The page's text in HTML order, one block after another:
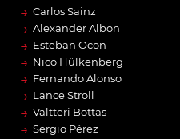
→ Carlos Sainz
→ Alexander Albon
→ Esteban Ocon
→ Nico Hülkenberg
→ Fernando Alonso
→ Lance Stroll
→ Valtteri Bottas
→ Sergio Pérez